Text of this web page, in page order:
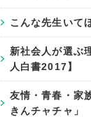
こんな先生いて
新社会人が選ぶ
人白書2017】
友情・青春・家
きんチャチャ」